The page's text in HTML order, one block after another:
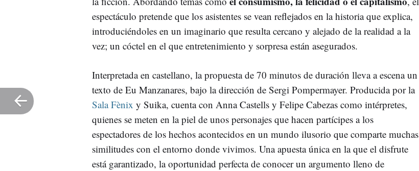
espectáculo pretende que los asistentes se vean reflejados en la historia que explica,
introduciéndoles en un imaginario que resulta cercano y alejado de la realidad a la
vez; un cóctel en el que entretenimiento y sorpresa están asegurados.
Interpretada en castellano, la propuesta de 70 minutos de duración lleva a escena un
texto de Eu Manzanares, bajo la dirección de Sergi Pompermayer. Producida por la
Sala Fènix y Suika, cuenta con Anna Castells y Felipe Cabezas como intérpretes,
quienes se meten en la piel de unos personajes que hacen partícipes a los
espectadores de los hechos acontecidos en un mundo ilusorio que comparte muchas
similitudes con el entorno donde vivimos. Una apuesta única en la que el disfrute
está garantizado, la oportunidad perfecta de conocer un argumento lleno de